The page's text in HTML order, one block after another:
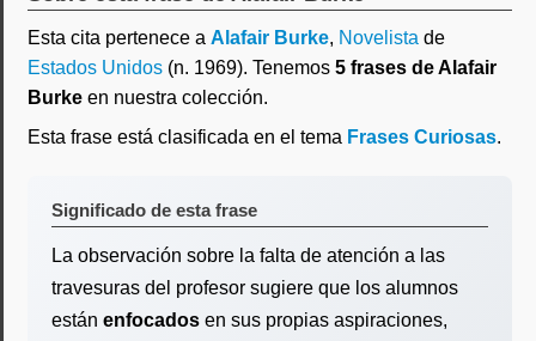
Esta cita pertenece a Alafair Burke, Novelista de
Estados Unidos (n. 1969). Tenemos 5 frases de Alafair
Burke en nuestra colección.
Esta frase está clasificada en el tema Frases Curiosas.
Significado de esta frase
La observación sobre la falta de atención a las
travesuras del profesor sugiere que los alumnos
están enfocados en sus propias aspiraciones,